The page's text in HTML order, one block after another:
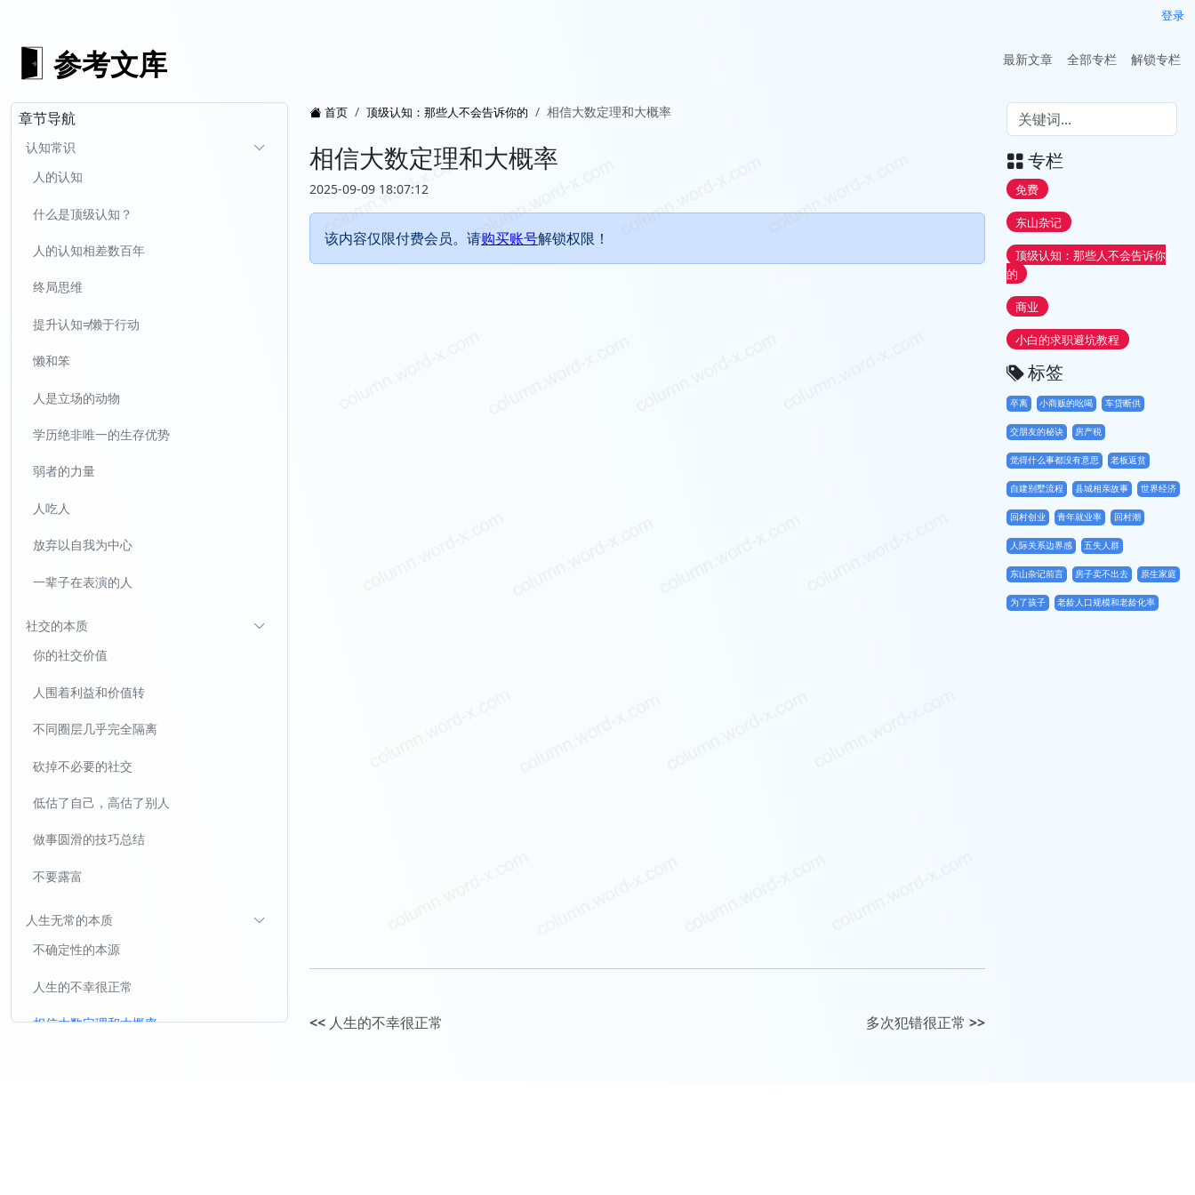
登录
参考文库 最新文章 全部专栏 解锁专栏
章节导航
认知常识
人的认知
什么是顶级认知？
人的认知相差数百年
终局思维
提升认知≠懒于行动
懒和笨
人是立场的动物
学历绝非唯一的生存优势
弱者的力量
人吃人
放弃以自我为中心
一辈子在表演的人
社交的本质
你的社交价值
人围着利益和价值转
不同圈层几乎完全隔离
砍掉不必要的社交
低估了自己，高估了别人
做事圆滑的技巧总结
不要露富
人生无常的本质
不确定性的本源
人生的不幸很正常
相信大数定理和大概率
首页 顶级认知：那些人不会告诉你的 相信大数定理和大概率
相信大数定理和大概率
2025-09-09 18:07:12
该内容仅限付费会员。请购买账号解锁权限！
<< 人生的不幸很正常 多次犯错很正常 >>
专栏
免费
东山杂记
顶级认知：那些人不会告诉你
的
商业
小白的求职避坑教程
标签
卒离 小商贩的吆喝 车贷断供
交朋友的秘诀 房产税
觉得什么事都没有意思 老板返贫
自建别墅流程 县城相亲故事 世界经济
回村创业 青年就业率 回村潮
人际关系边界感 五失人群
东山杂记前言 房子卖不出去 原生家庭
为了孩子 老龄人口规模和老龄化率